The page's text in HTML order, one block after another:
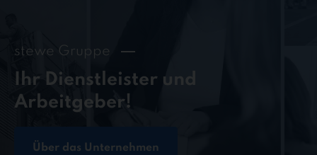
stewe Gruppe
Ihr Dienstleister und
Arbeitgeber!
Über das Unternehmen